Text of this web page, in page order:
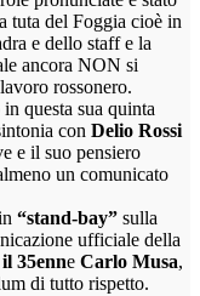
tuta del Foggia cioè in
e dello staff e la
ancora NON si
rossonero.
in questa sua quinta
con Delio Rossi
e il suo pensiero
un comunicato
“stand-bay” sulla
ufficiale della
il 35enne Carlo Musa,
di tutto rispetto.